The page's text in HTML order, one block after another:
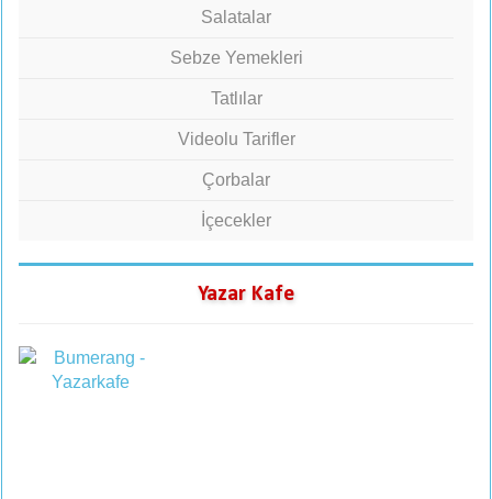
Salatalar
Sebze Yemekleri
Tatlılar
Videolu Tarifler
Çorbalar
İçecekler
Yazar Kafe